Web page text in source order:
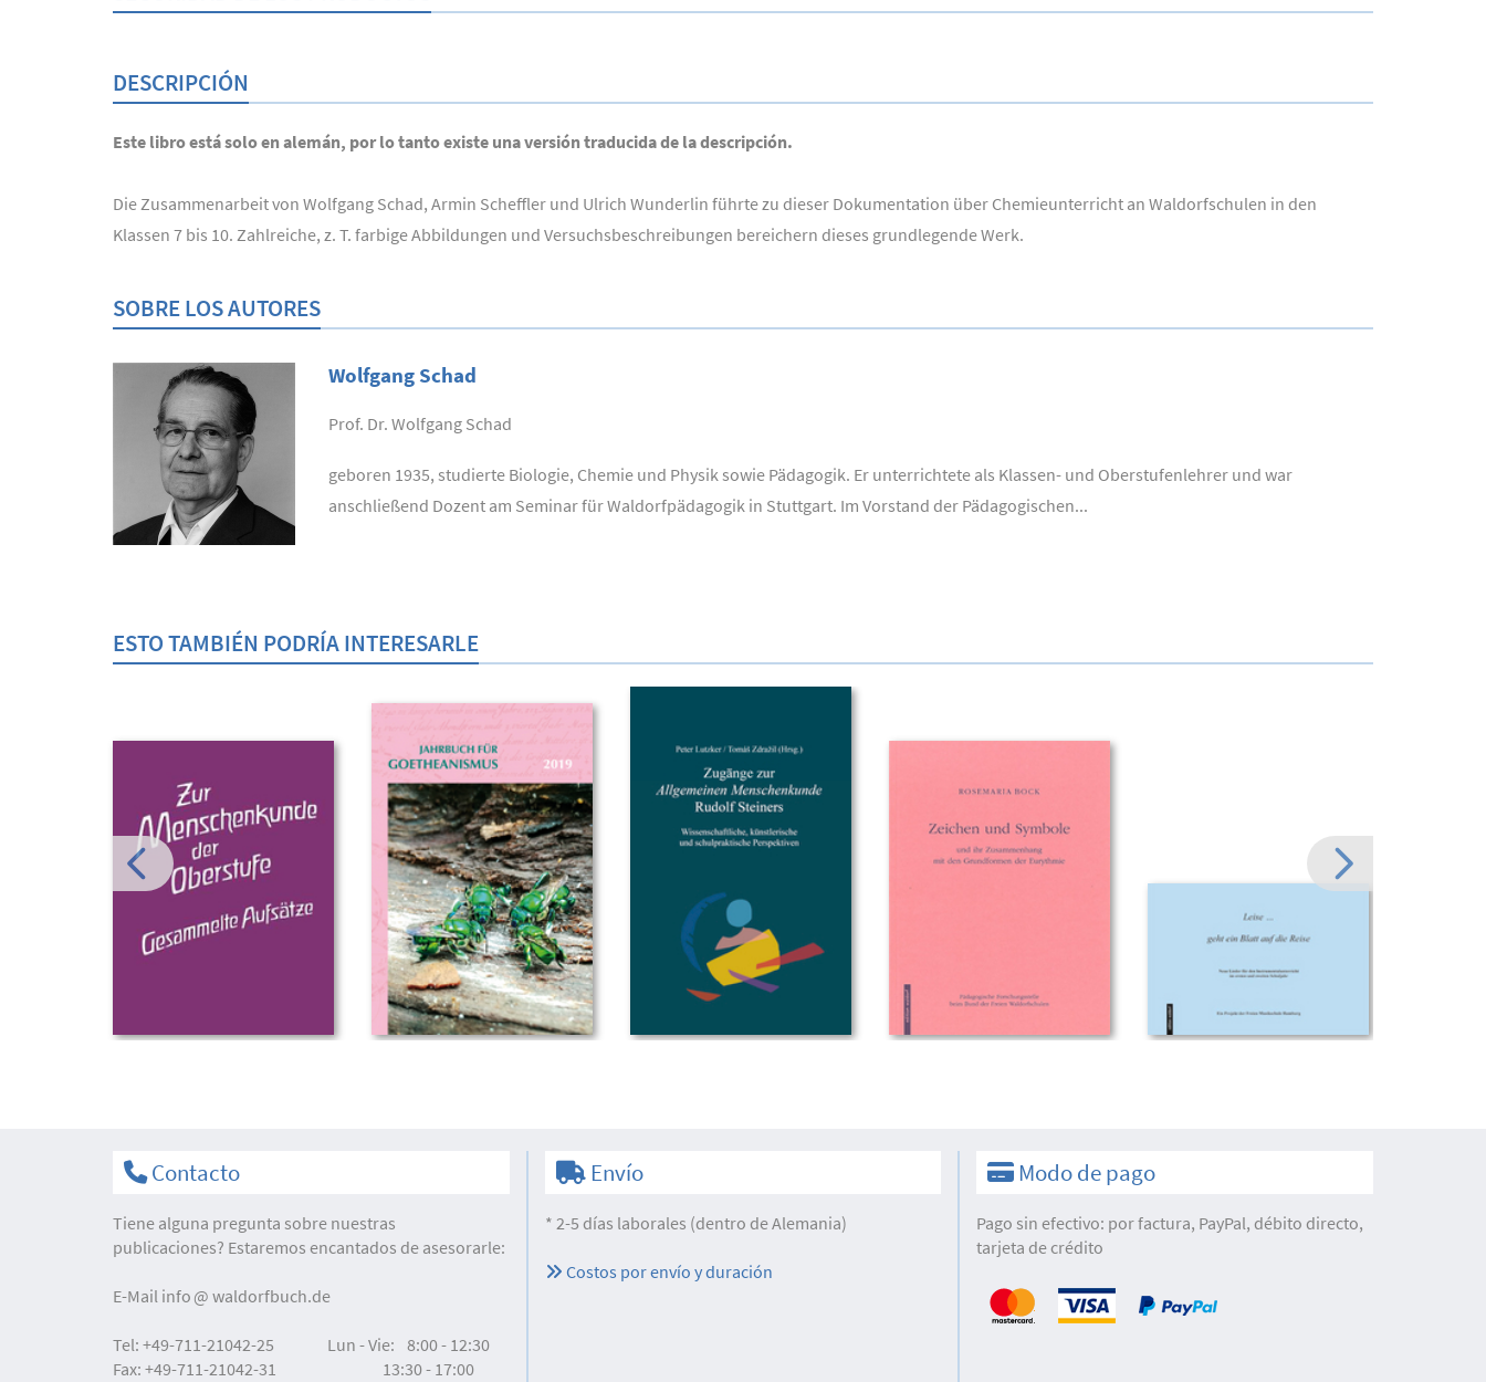
DESCRIPCIÓN
Este libro está solo en alemán, por lo tanto existe una versión traducida de la descripción.
Die Zusammenarbeit von Wolfgang Schad, Armin Scheffler und Ulrich Wunderlin führte zu dieser Dokumentation über Chemieunterricht an Waldorfschulen in den
Klassen 7 bis 10. Zahlreiche, z. T. farbige Abbildungen und Versuchsbeschreibungen bereichern dieses grundlegende Werk.
SOBRE LOS AUTORES
Wolfgang Schad
Prof. Dr. Wolfgang Schad
geboren 1935, studierte Biologie, Chemie und Physik sowie Pädagogik. Er unterrichtete als Klassen- und Oberstufenlehrer und war
anschließend Dozent am Seminar für Waldorfpädagogik in Stuttgart. Im Vorstand der Pädagogischen...
ESTO TAMBIÉN PODRÍA INTERESARLE
Contacto
Tiene alguna pregunta sobre nuestras
publicaciones? Estaremos encantados de asesorarle:
E-Mail info waldorfbuch.de
Tel: +49-711-21042-25
Fax: +49-711-21042-31
Lun - Vie:
8:00 - 12:30
13:30 - 17:00
Envío
* 2-5 días laborales (dentro de Alemania)
Costos por envío y duración
Modo de pago
Pago sin efectivo: por factura, PayPal, débito directo,
tarjeta de crédito